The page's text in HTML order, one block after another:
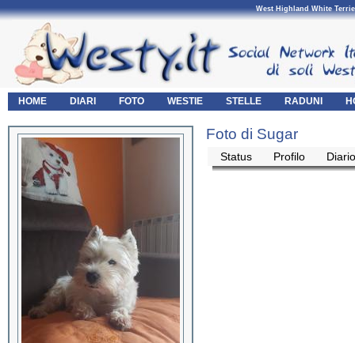
West Highland White
HOME DIARI FOTO WESTIE STELLE RADUNI
Foto di Sugar
Status Profilo Diario